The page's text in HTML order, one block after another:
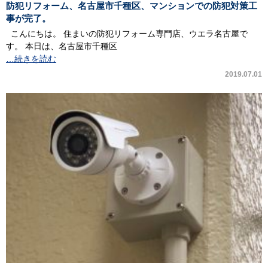
防犯リフォーム、名古屋市千種区、マンションでの防犯対策工
事が完了。
こんにちは。 住まいの防犯リフォーム専門店、ウエラ名古屋で
す。 本日は、名古屋市千種区
…続きを読む
2019.07.01